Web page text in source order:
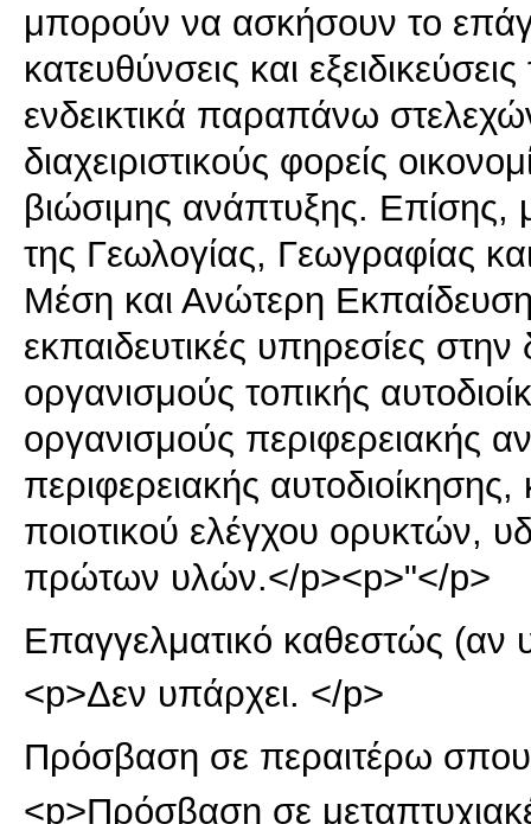
μπορούν να ασκήσουν το
κατευθύνσεις και
ενδεικτικά παραπάνω
διαχειριστικούς φορείς
βιώσιμης ανάπτυξης. Επίσης,
της Γεωλογίας, Γεωγραφίας
Μέση και Ανώτερη
εκπαιδευτικές υπηρεσίες
οργανισμούς τοπικής
οργανισμούς περιφερειακής
περιφερειακής
ποιοτικού ελέγχου ορυκτών,
πρώτων υλών.</p><p>"</p>
Επαγγελματικό καθεστώς (αν
<p>Δεν υπάρχει. </p>
Πρόσβαση σε περαιτέρω
<p>Πρόσβαση σε